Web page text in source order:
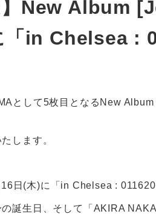
】New Album
in Chelsea :
として5枚目となるNew
します。
日(木)に「in Chelsea :
誕生日、そして「AKIRA